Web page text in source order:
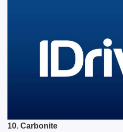
10. Carbonite